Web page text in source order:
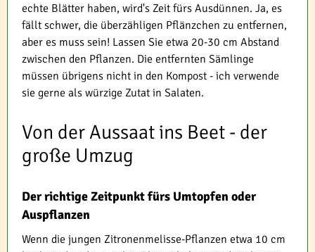
echte Blätter haben, wird's Zeit fürs Ausdünnen. Ja, es
fällt schwer, die überzähligen Pflänzchen zu entfernen,
aber es muss sein! Lassen Sie etwa 20-30 cm Abstand
zwischen den Pflanzen. Die entfernten Sämlinge
müssen übrigens nicht in den Kompost - ich verwende
sie gerne als würzige Zutat in Salaten.
Von der Aussaat ins Beet - der
große Umzug
Der richtige Zeitpunkt fürs Umtopfen oder
Auspflanzen
Wenn die jungen Zitronenmelisse-Pflanzen etwa 10 cm